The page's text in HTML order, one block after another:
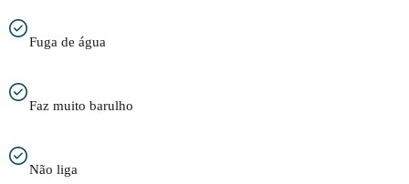
Fuga de água
Faz muito barulho
Não liga